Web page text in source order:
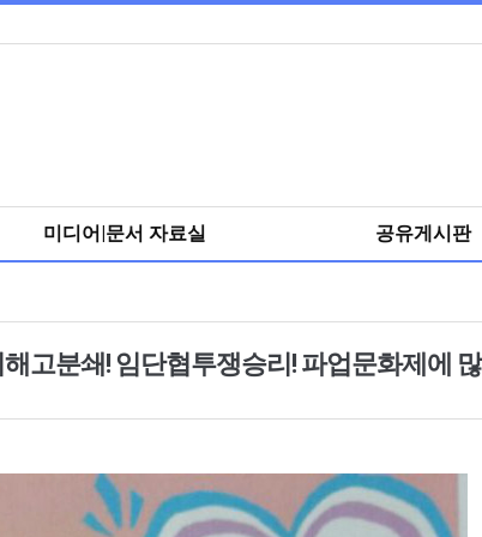
미디어|문서 자료실 공유게시판
고분쇄! 임단협투쟁승리! 파업문화제에